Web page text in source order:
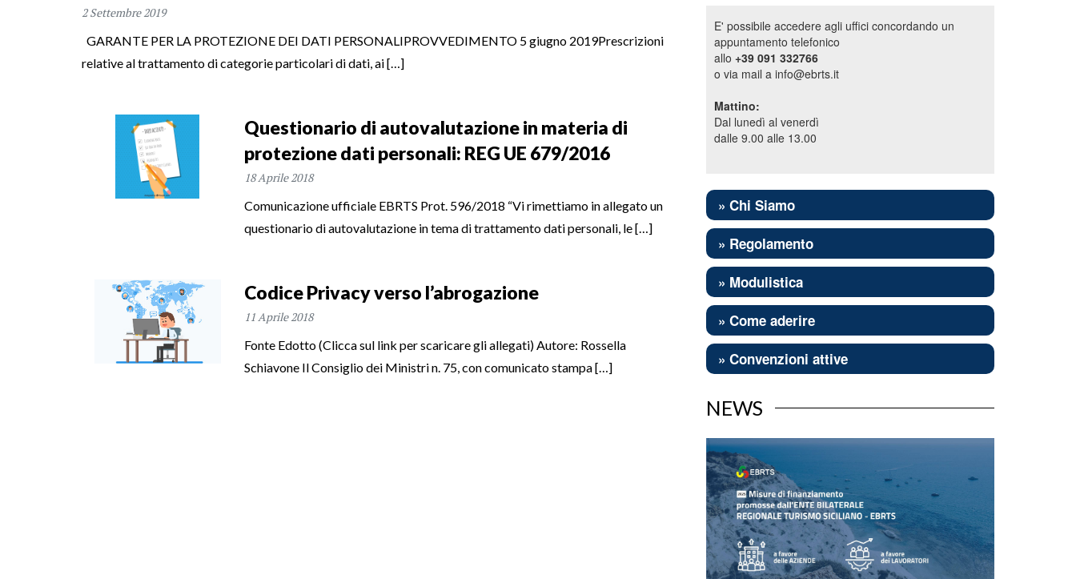
2 Settembre 2019
GARANTE PER LA PROTEZIONE DEI DATI PERSONALIPROVVEDIMENTO 5 giugno 2019Prescrizioni
relative al trattamento di categorie particolari di dati, ai […]
Questionario di autovalutazione in materia di
protezione dati personali: REG UE 679/2016
18 Aprile 2018
Comunicazione ufficiale EBRTS Prot. 596/2018 “Vi rimettiamo in allegato un
questionario di autovalutazione in tema di trattamento dati personali, le […]
Codice Privacy verso l’abrogazione
11 Aprile 2018
Fonte Edotto (Clicca sul link per scaricare gli allegati) Autore: Rossella
Schiavone Il Consiglio dei Ministri n. 75, con comunicato stampa […]
E' possibile accedere agli uffici concordando un
appuntamento telefonico
allo +39 091 332766
o via mail a info@ebrts.it
Mattino:
Dal lunedì al venerdì
dalle 9.00 alle 13.00
» Chi Siamo
» Regolamento
» Modulistica
» Come aderire
» Convenzioni attive
NEWS